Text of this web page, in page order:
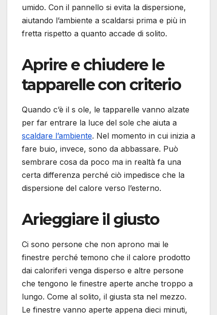
umido. Con il pannello si evita la dispersione,
aiutando l’ambiente a scaldarsi prima e più in
fretta rispetto a quanto accade di solito.
Aprire e chiudere le
tapparelle con criterio
Quando c’è il s ole, le tapparelle vanno alzate
per far entrare la luce del sole che aiuta a
scaldare l’ambiente. Nel momento in cui inizia a
fare buio, invece, sono da abbassare. Può
sembrare cosa da poco ma in realtà fa una
certa differenza perché ciò impedisce che la
dispersione del calore verso l’esterno.
Arieggiare il giusto
Ci sono persone che non aprono mai le
finestre perché temono che il calore prodotto
dai caloriferi venga disperso e altre persone
che tengono le finestre aperte anche troppo a
lungo. Come al solito, il giusta sta nel mezzo.
Le finestre vanno aperte appena dieci minuti,